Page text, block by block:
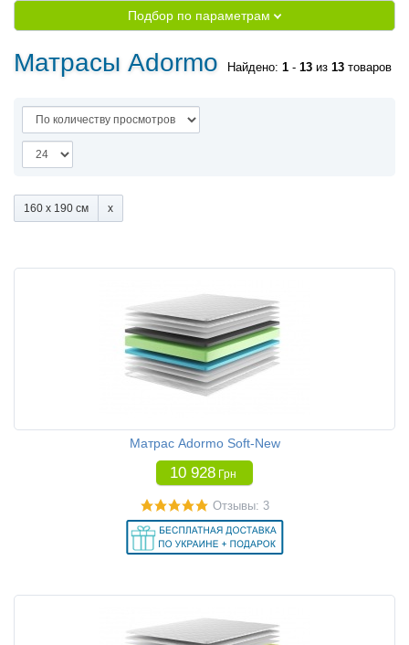
Подбор по параметрам
Матрасы Adormo Найдено: 1 - 13 из 13 товаров
160 x 190 см
Матрас Adormo Soft-New
10 928 Грн
Отзывы: 3